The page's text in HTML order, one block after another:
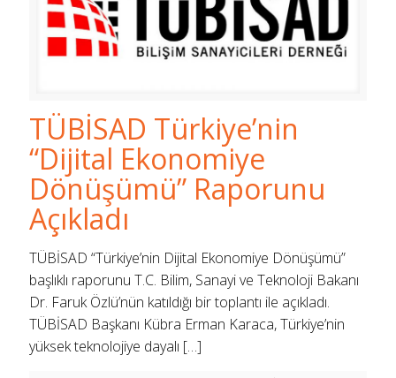
TÜBİSAD Türkiye’nin
“Dijital Ekonomiye
Dönüşümü” Raporunu
Açıkladı
TÜBİSAD “Türkiye’nin Dijital Ekonomiye Dönüşümü”
başlıklı raporunu T.C. Bilim, Sanayi ve Teknoloji Bakanı
Dr. Faruk Özlü’nün katıldığı bir toplantı ile açıkladı.
TÜBİSAD Başkanı Kübra Erman Karaca, Türkiye’nin
yüksek teknolojiye dayalı […]